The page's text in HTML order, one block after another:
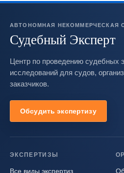
АВТОНОМНАЯ НЕКОММЕРЧЕСКАЯ
Судебный Эксперт
Центр по проведению судебных
исследований для судов,
заказчиков.
Обсудить экспертизу
ЭКСПЕРТИЗЫ